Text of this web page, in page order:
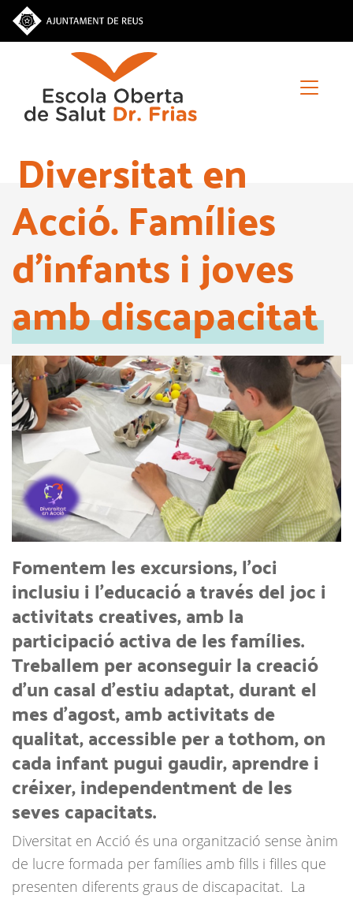
Vés
Diversitat en
Acció. Famílies
d'infants i joves
amb discapacitat
Fomentem les excursions, l’oci
inclusiu i l’educació a través del joc i
activitats creatives, amb la
participació activa de les famílies.
Treballem per aconseguir la creació
d’un casal d’estiu adaptat, durant el
mes d’agost, amb activitats de
qualitat, accessible per a tothom, on
cada infant pugui gaudir, aprendre i
créixer, independentment de les
seves capacitats.
Diversitat en Acció és una organització sense ànim
de lucre formada per famílies amb fills i filles que
presenten diferents graus de discapacitat. La